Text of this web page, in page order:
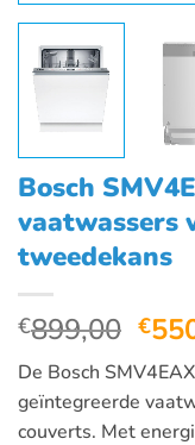
Bosch
vaatwassers
tweedekans
€899,00
prijs
€
De Bosch
geïntegreerde
couverts. Met